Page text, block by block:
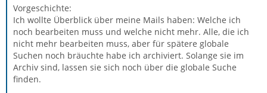
Vorgeschichte:
Ich wollte Überblick über meine Mails haben: Welche ich
noch bearbeiten muss und welche nicht mehr. Alle, die ich
nicht mehr bearbeiten muss, aber für spätere globale
Suchen noch bräuchte habe ich archiviert. Solange sie im
Archiv sind, lassen sie sich noch über die globale Suche
finden.